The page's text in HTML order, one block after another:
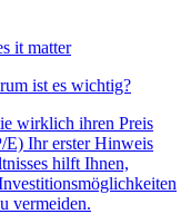
ist es wichtig?
wirklich ihren Preis
E) Ihr erster Hinweis
hilft Ihnen,
vermeiden.